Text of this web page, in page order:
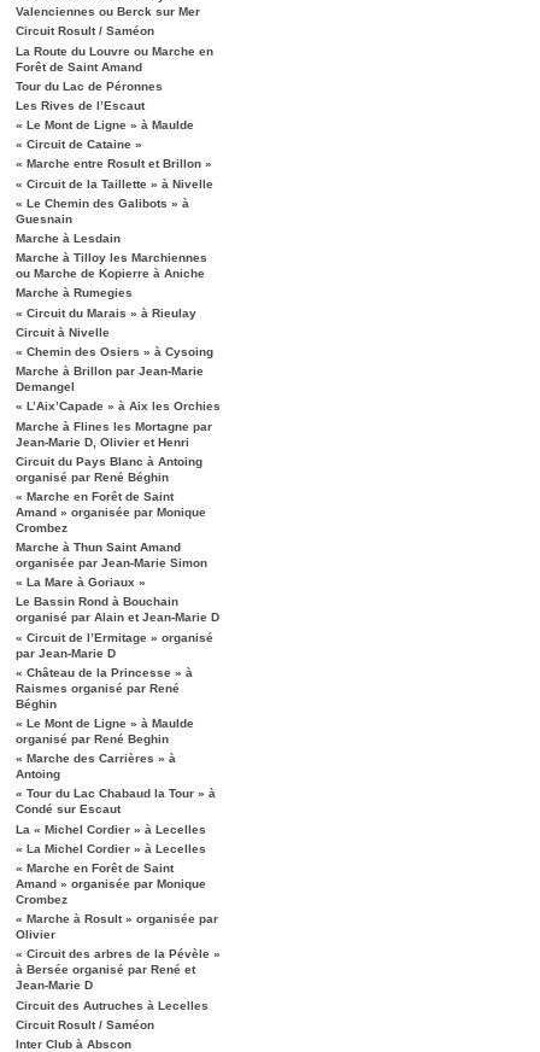
Valenciennes ou Berck sur Mer
Circuit Rosult / Saméon
La Route du Louvre ou Marche en
Forêt de Saint Amand
Tour du Lac de Péronnes
Les Rives de l’Escaut
« Le Mont de Ligne » à Maulde
« Circuit de Cataine »
« Marche entre Rosult et Brillon »
« Circuit de la Taillette » à Nivelle
« Le Chemin des Galibots » à
Guesnain
Marche à Lesdain
Marche à Tilloy les Marchiennes
ou Marche de Kopierre à Aniche
Marche à Rumegies
« Circuit du Marais » à Rieulay
Circuit à Nivelle
« Chemin des Osiers » à Cysoing
Marche à Brillon par Jean-Marie
Demangel
« L’Aix’Capade » à Aix les Orchies
Marche à Flines les Mortagne par
Jean-Marie D, Olivier et Henri
Circuit du Pays Blanc à Antoing
organisé par René Béghin
« Marche en Forêt de Saint
Amand » organisée par Monique
Crombez
Marche à Thun Saint Amand
organisée par Jean-Marie Simon
« La Mare à Goriaux »
Le Bassin Rond à Bouchain
organisé par Alain et Jean-Marie D
« Circuit de l’Ermitage » organisé
par Jean-Marie D
« Château de la Princesse » à
Raismes organisé par René
Béghin
« Le Mont de Ligne » à Maulde
organisé par René Beghin
« Marche des Carrières » à
Antoing
« Tour du Lac Chabaud la Tour » à
Condé sur Escaut
La « Michel Cordier » à Lecelles
« La Michel Cordier » à Lecelles
« Marche en Forêt de Saint
Amand » organisée par Monique
Crombez
« Marche à Rosult » organisée par
Olivier
« Circuit des arbres de la Pévèle »
à Bersée organisé par René et
Jean-Marie D
Circuit des Autruches à Lecelles
Circuit Rosult / Saméon
Inter Club à Abscon